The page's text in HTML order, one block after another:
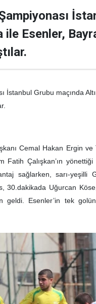
ile Esenler,
İstanbul Grubu maçında
Cemal Hakan Ergin
Fatih Çalışkan’ın
sağlarken, sarı-yeşilli
30.dakikada Uğurcan
geldi. Esenler’in tek